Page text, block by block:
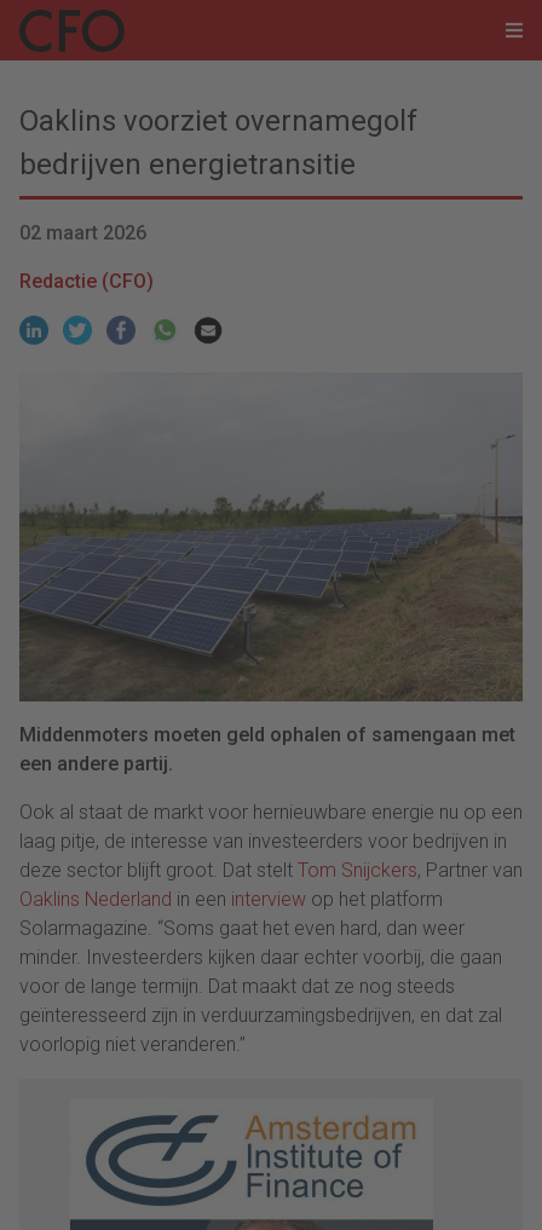
Oaklins voorziet overnamegolf
bedrijven energietransitie
02 maart 2026
Redactie (CFO)
Middenmoters moeten geld ophalen of samengaan met
een andere partij.
Ook al staat de markt voor hernieuwbare energie nu op een
laag pitje, de interesse van investeerders voor bedrijven in
deze sector blijft groot. Dat stelt Tom Snijckers, Partner van
Oaklins Nederland in een interview op het platform
Solarmagazine. “Soms gaat het even hard, dan weer
minder. Investeerders kijken daar echter voorbij, die gaan
voor de lange termijn. Dat maakt dat ze nog steeds
geïnteresseerd zijn in verduurzamingsbedrijven, en dat zal
voorlopig niet veranderen.”